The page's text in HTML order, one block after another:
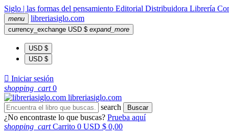
Siglo | las formas del pensamiento Editorial Distribuidora Librería
menu libreriasiglo.com
currency_exchange USD $ expand_more
USD $
USD $
 Iniciar sesión
shopping_cart 0
libreriasiglo.com
search
Buscar
¿No encontraste lo que buscas? Prueba aquí
shopping_cart Carrito 0 USD $ 0,00